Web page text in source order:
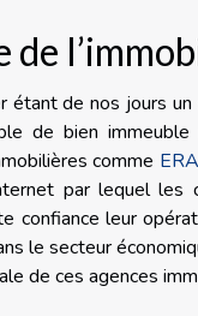
de
étant de nos jours
de bien
comme
par lequel
confiance leur
le secteur
de ces agences